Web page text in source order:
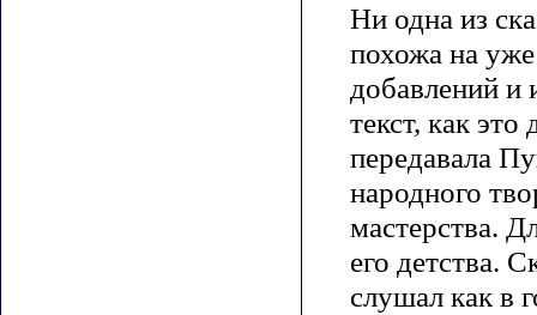
Ни одна из
похожа на
добавлений и
текст, как
передавала
народного
мастерства.
его детства.
слушал как в